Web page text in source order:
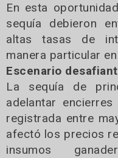
En esta
sequía debieron
altas tasas de
manera particular
Escenario
La sequía de
adelantar
registrada entre
afectó los precios
insumos